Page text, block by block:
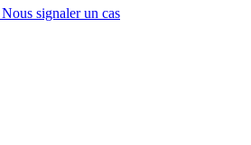
Nous signaler un cas